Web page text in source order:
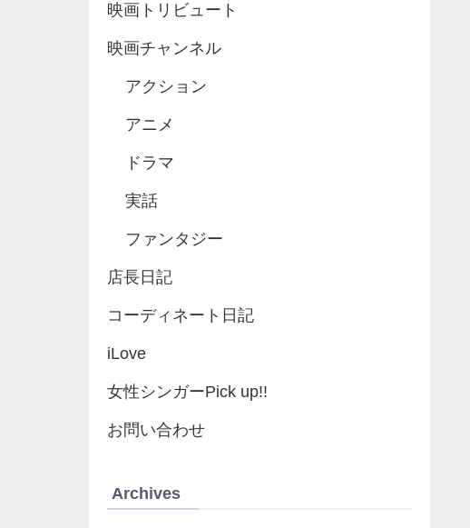
映画トリビュート
映画チャンネル
アクション
アニメ
ドラマ
実話
ファンタジー
店長日記
コーディネート日記
iLove
女性シンガーPick up!!
お問い合わせ
Archives